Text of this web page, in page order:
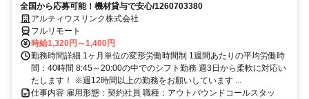
全国から応募可能！機材貸与で安心/1260703380
アルティウスリンク株式会社
フルリモート
時給1,320円～1,400円
勤務時間詳細 1ヶ月単位の変形労働時間制 1週間あたりの平均労働時
間：40時間 8:45～20:00の中でのシフト勤務 週3日から柔軟に対応い
たします！ ※週12時間以上の勤務をお願いしています ...
仕事内容 雇用形態：契約社員 職種：アウトバウンドコールスタッ